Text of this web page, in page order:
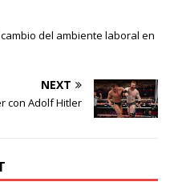
del ambiente laboral en
NEXT
con Adolf Hitler